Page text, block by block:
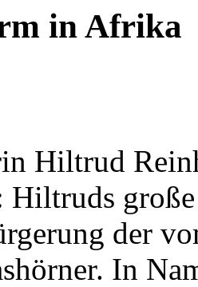
in Afrika
Hiltrud
der
In